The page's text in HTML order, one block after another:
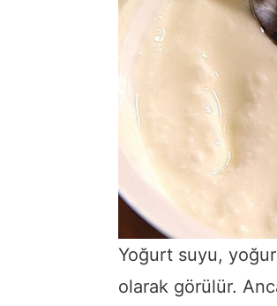
Yoğurt suyu,
olarak görülür.